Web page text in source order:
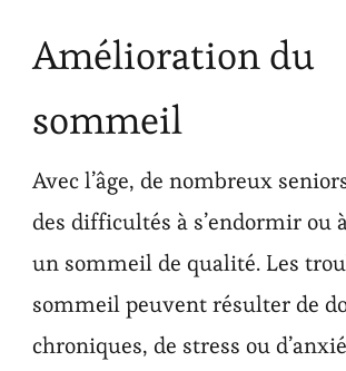
Amélioration du
sommeil
Avec l’âge, de nombreux
des difficultés à s’endormir ou
un sommeil de qualité. Les
sommeil peuvent résulter de
chroniques, de stress ou